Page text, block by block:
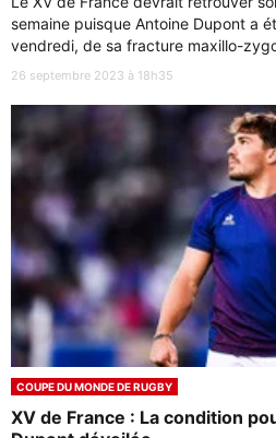
semaine puisque Antoine Dupont a
vendredi, de sa fracture maxillo-
26 septembre 2023 à 18h35
COUPE DU MONDE DE RUGBY
XV de France : La condition